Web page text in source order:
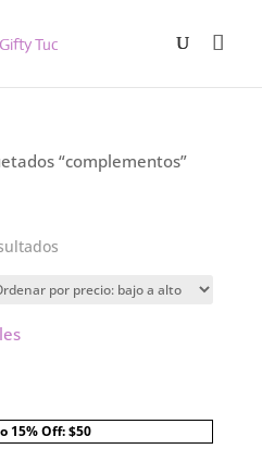
“complementos”
Ordenado
precio:
15% Off: $50